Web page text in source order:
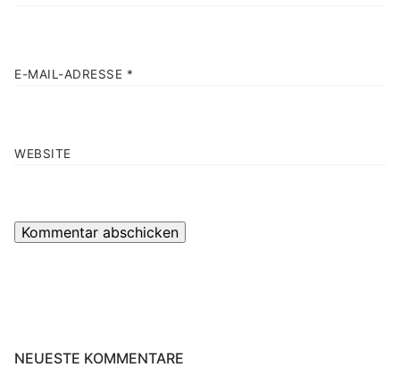
E-MAIL-ADRESSE *
WEBSITE
NEUESTE KOMMENTARE